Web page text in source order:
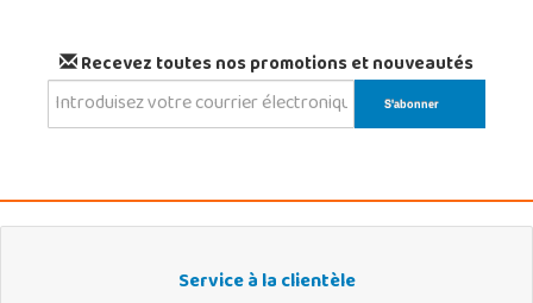
Recevez toutes nos promotions et nouveautés
Service à la clientèle